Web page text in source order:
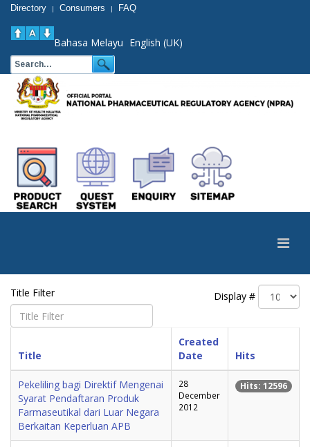
Directory | Consumers | FAQ
Bahasa Melayu English (UK)
Title Filter Display #
Title
Created
Date
Hits
Pekeliling bagi Direktif Mengenai
Syarat Pendaftaran Produk
Farmaseutikal dari Luar Negara
Berkaitan Keperluan APB
28
December
2012
Hits: 12596